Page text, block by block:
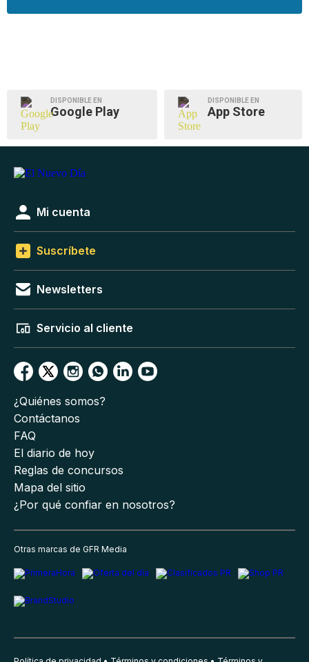
DISPONIBLE EN
Google Play
DISPONIBLE EN
App Store
Mi cuenta
Suscríbete
Newsletters
Servicio al cliente
¿Quiénes somos?
Contáctanos
FAQ
El diario de hoy
Reglas de concursos
Mapa del sitio
¿Por qué confiar en nosotros?
Otras marcas de GFR Media